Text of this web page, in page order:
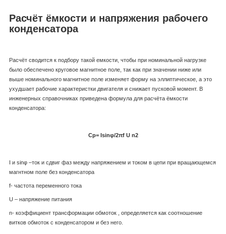
Расчёт ёмкости и напряжения рабочего
конденсатора
Расчёт сводится к подбору такой емкости, чтобы при номинальной нагрузке
было обеспечено круговое магнитное поле, так как при значении ниже или
выше номинального магнитное поле изменяет форму на эллиптическое, а это
ухудшает рабочие характеристки двигателя и снижает пусковой момент. В
инженерных справочниках приведена формула для расчёта ёмкости
конденсатора:
Ср= Isinφ/2πf U n2
I и sinφ –ток и сдвиг фаз между напряжением и током в цепи при вращающемся
магнтном поле без конденсатора
f- частота переменного тока
U – напряжение питания
n- коэффициент трансформации обмоток , определяется как соотношение
витков обмоток с конденсатором и без него.